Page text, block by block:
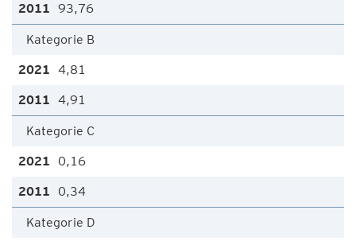
93,76
Kategorie B
4,81
4,91
Kategorie C
0,16
0,34
Kategorie D